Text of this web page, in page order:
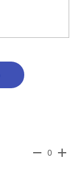
remove 0 add